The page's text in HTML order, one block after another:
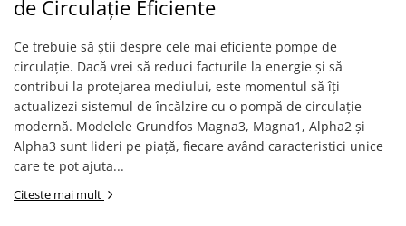
Teava si accesorii
Cadre WC/Bideu suspendat
Fitinguri
Fose septice/Separatoare
Rezervoare WC
Accesorii rezervoare
Clapete de actionare
Rame de montaj cu rezervor pentru
WC suspendat
Pompe CP Pedrollo
Pompe CP-ST Pedrollo
Pompe F Pedrollo
Pompe HF Pedrollo
Pompe NGA-PRO Pedrollo
Pompe Periferice
Pompe PK Pedrollo
Pompe PQ Pedrollo
de Circulație Eficiente
Ce trebuie să știi despre cele mai eficiente pompe de
circulație. Dacă vrei să reduci facturile la energie și să
contribui la protejarea mediului, este momentul să îți
actualizezi sistemul de încălzire cu o pompă de circulație
modernă. Modelele Grundfos Magna3, Magna1, Alpha2 și
Alpha3 sunt lideri pe piață, fiecare având caracteristici unice
care te pot ajuta...
Citeste mai mult